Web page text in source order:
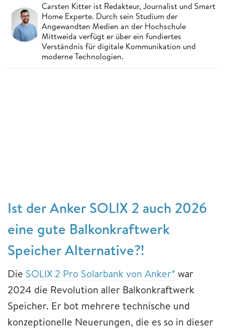
Carsten Kitter ist Redakteur, Journalist und Smart
Home Experte. Durch sein Studium der
Angewandten Medien an der Hochschule
Mittweida verfügt er über ein fundiertes
Verständnis für digitale Kommunikation und
moderne Technologien.
Ist der Anker SOLIX 2 auch 2026
eine gute Balkonkraftwerk
Speicher Alternative?!
Die SOLIX 2 Pro Solarbank von Anker* war
2024 die Revolution aller Balkonkraftwerk
Speicher. Er bot mehrere technische und
konzeptionelle Neuerungen, die es so in dieser